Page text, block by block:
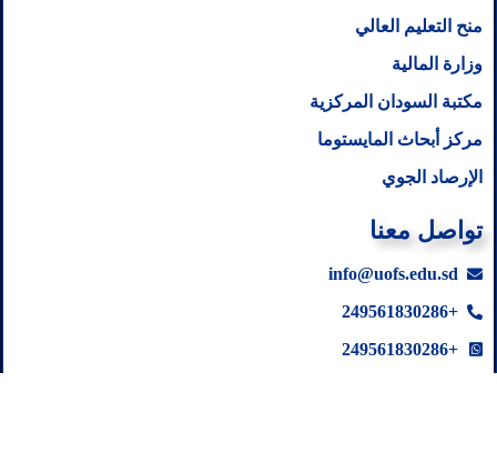
منح التعليم العالي
وزارة المالية
مكتبة السودان المركزية
مركز أبحاث المايستوما
الإرصاد الجوي
تواصل معنا
info@uofs.edu.sd
+249561830286
+249561830286